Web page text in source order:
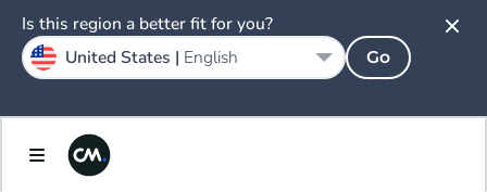
Is this region a better fit for you?
United States | English Go